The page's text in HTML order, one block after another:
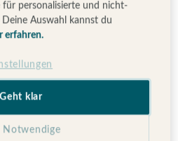
personalisierte und nicht-
Auswahl kannst du
erfahren.
Notwendige
Geht klar